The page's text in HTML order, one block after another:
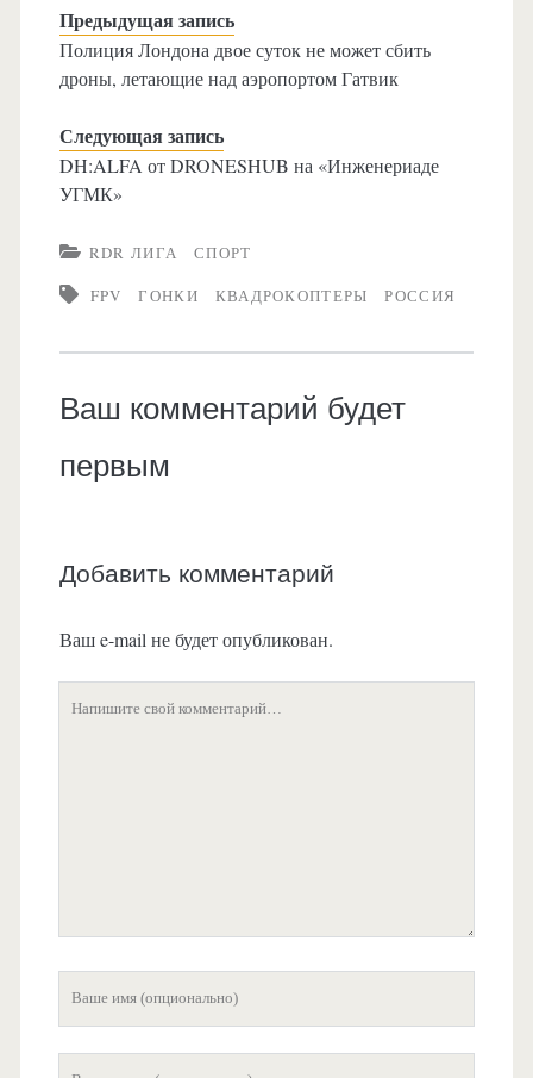
Предыдущая запись
Полиция Лондона двое суток не может сбить
дроны, летающие над аэропортом Гатвик
Следующая запись
DH:ALFA от DRONESHUB на «Инженериаде
УГМК»
RDR ЛИГА
СПОРТ
FPV
ГОНКИ КВАДРОКОПТЕРЫ РОССИЯ
Ваш комментарий будет
первым
Добавить комментарий
Ваш e-mail не будет опубликован.